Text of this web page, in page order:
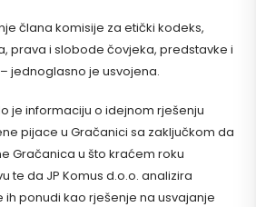
člana komisije za etički kodeks,
prava i slobode čovjeka, predstavke i
jednoglasno je usvojena.
je informaciju o idejnom rješenju
pijace u Gračanici sa zaključkom da
Gračanica u što kraćem roku
te da JP Komus d.o.o. analizira
ponudi kao rješenje na usvajanje